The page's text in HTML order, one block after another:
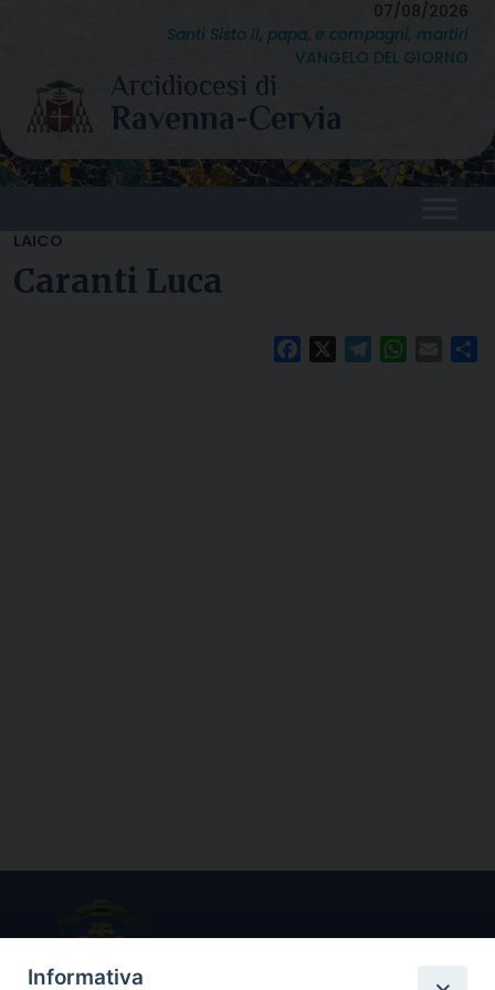
content
07/08/2026
Santi Sisto II, papa, e compagni, martiri
VANGELO DEL GIORNO
LAICO
Caranti Luca
FacebookTelegramEmail
Informativa